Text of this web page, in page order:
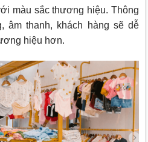
màu sắc thương hiệu. Thông
âm thanh, khách hàng sẽ dễ
hiệu hơn.